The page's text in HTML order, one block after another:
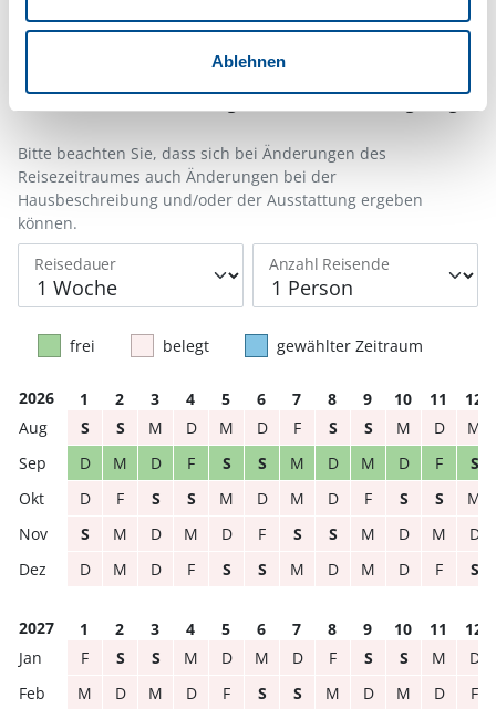
Ablehnen
Reisedauer auswählen
Anreisetag im Belegungskalender anklicken
Sie bekommen Verfügbarkeit und Preis angezeigt
Reisedauer Anzahl Reisende
Bitte beachten Sie, dass sich bei Änderungen des
Reisezeitraumes auch Änderungen bei der
Hausbeschreibung und/oder der Ausstattung ergeben
können.
frei belegt gewählter Zeitraum
2026 1 2 3 4 5 6 7 8 9 10 11
12
S
S M D M D F S S M D
M
D
M D F S S M D M D F
S
D
F S S M D M D F S S
M
S
M D M D F S S M D M
D
D
M D F S S M D M D F S
2027 1 2 3 4 5 6 7 8 9 10 11
12
F
S S M D M D F S S M
D
M
D M D F S S M D M D
F